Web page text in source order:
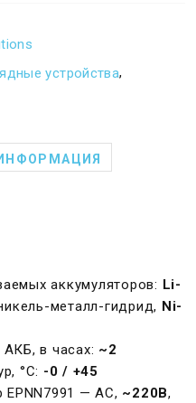
устройства,
аккумуляторов: Li-
металл-гидрид, Ni-
в часах: ~2
°С: -0 / +45
EPNN7991 — AC, ~220В,